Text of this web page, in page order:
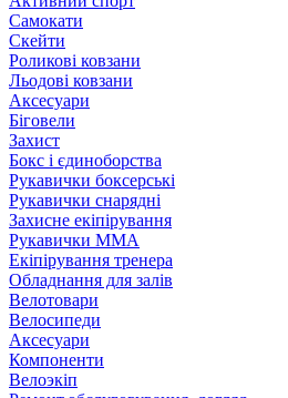
Самокати
Скейти
Роликові ковзани
Льодові ковзани
Аксесуари
Біговели
Захист
Бокс і єдиноборства
Рукавички боксерські
Рукавички снарядні
Захисне екіпірування
Рукавички ММА
Екіпірування тренера
Обладнання для залів
Велотовари
Велосипеди
Аксесуари
Компоненти
Велоэкіп